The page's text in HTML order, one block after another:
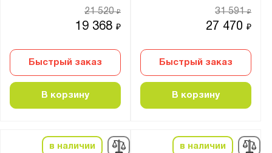
19 368₽
21 520₽
Быстрый заказ
В корзину
27 470₽
31 591₽
Быстрый заказ
В корзину
в наличии в наличии
41А.БО
41А.БП